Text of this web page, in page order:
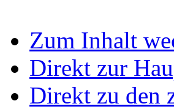
Zum Inhalt
Direkt zur
Direkt zu den